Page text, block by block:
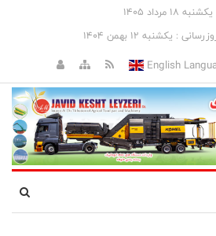
يکشنبه 18 مرداد 1405
: يکشنبه 12 بهمن 1404
English